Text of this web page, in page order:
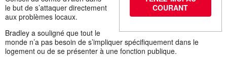
COURANT
le but de s’attaquer directement
aux problèmes locaux.
Bradley a souligné que tout le
monde n’a pas besoin de s’impliquer spécifiquement dans le
logement ou de se présenter à une fonction publique.